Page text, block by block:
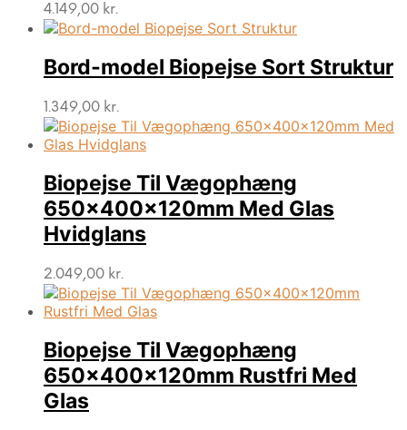
4.149,00 kr.
Bord-model Biopejse Sort Struktur
1.349,00 kr.
Biopejse Til Vægophæng
650x400x120mm Med Glas
Hvidglans
2.049,00 kr.
Biopejse Til Vægophæng
650x400x120mm Rustfri Med
Glas